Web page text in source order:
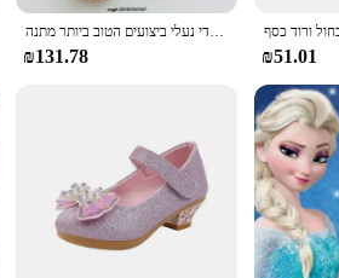
ילדים חדשים נעלי עור ריינסטון קשת נסיכת בנות המפלגה ריקוד נעלי תינוק תלמיד דירות ילדי נעלי ביצועים הטוב ביותר מתנה
₪131.78 ₪51.01